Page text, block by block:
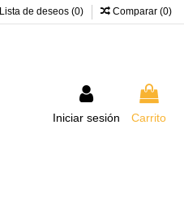
Lista de deseos (0) Comparar (0)
Iniciar sesión Carrito